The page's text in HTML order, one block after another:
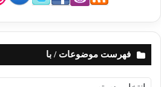
فهرست موضوعات / با